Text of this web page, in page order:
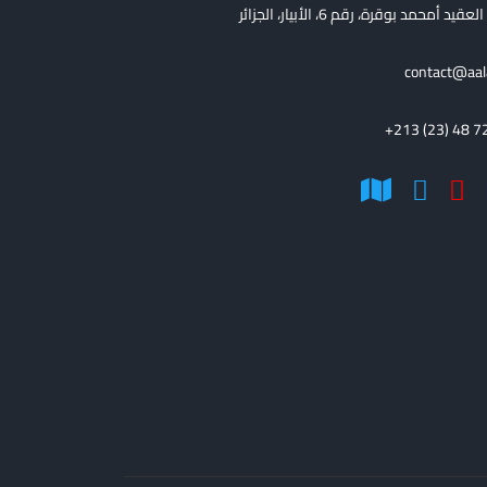
أمحمد بوقرة، رقم 6، الأبيار، الجزائر
+213 (23) 48